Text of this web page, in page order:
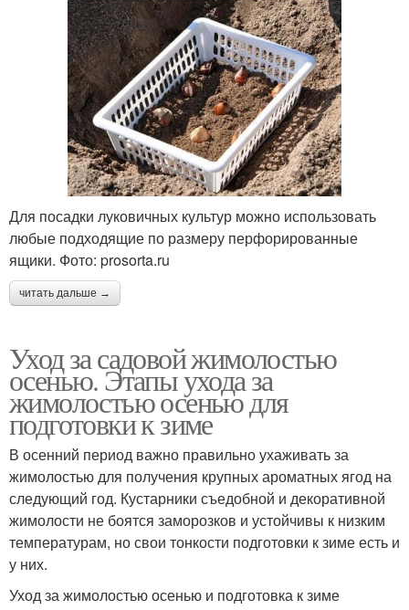
Для посадки луковичных культур можно использовать
любые подходящие по размеру перфорированные
ящики. Фото: prosorta.ru
читать дальше →
Уход за садовой жимолостью
осенью. Этапы ухода за
жимолостью осенью для
подготовки к зиме
В осенний период важно правильно ухаживать за
жимолостью для получения крупных ароматных ягод на
следующий год. Кустарники съедобной и декоративной
жимолости не боятся заморозков и устойчивы к низким
температурам, но свои тонкости подготовки к зиме есть и
у них.
Уход за жимолостью осенью и подготовка к зиме